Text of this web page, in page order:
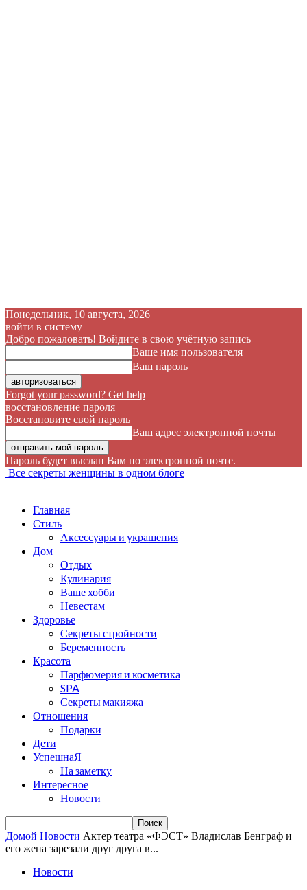
Понедельник, 10 августа, 2026
войти в систему
Добро пожаловать! Войдите в свою учётную запись
Ваше имя пользователя
Ваш пароль
Forgot your password? Get help
восстановление пароля
Восстановите свой пароль
Ваш адрес электронной почты
Пароль будет выслан Вам по электронной почте.
Все секреты женщины в одном блоге
Главная
Стиль
Аксессуары и украшения
Дом
Отдых
Кулинария
Ваше хобби
Невестам
Здоровье
Секреты стройности
Беременность
Красота
Парфюмерия и косметика
SPA
Секреты макияжа
Отношения
Подарки
Дети
УспешнаЯ
На заметку
Интересное
Новости
Домой Новости Актер театра «ФЭСТ» Владислав Бенграф и
его жена зарезали друг друга в...
Новости